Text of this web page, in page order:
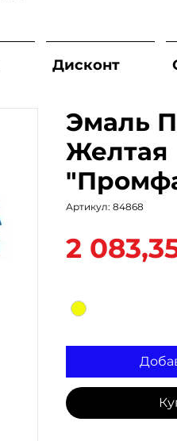
Дисконт
Эмаль
Желтая
Артикул: 84868
2